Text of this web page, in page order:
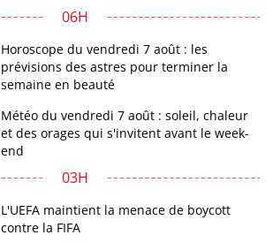
06H
Horoscope du vendredi 7 août : les
prévisions des astres pour terminer la
semaine en beauté
Météo du vendredi 7 août : soleil, chaleur
et des orages qui s'invitent avant le week-
end
03H
L'UEFA maintient la menace de boycott
contre la FIFA